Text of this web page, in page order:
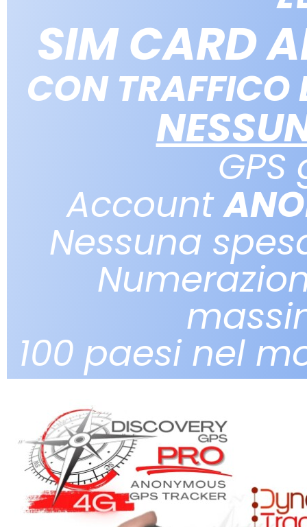
SIM CARD
CON TRAFFICO
Account
Nessuna
100 paesi nel